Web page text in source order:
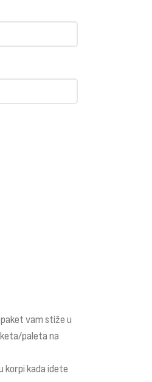
vam stiže u
paleta na
korpi kada idete